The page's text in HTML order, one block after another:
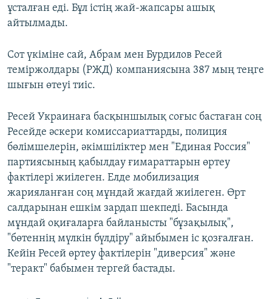
ұсталған еді. Бұл істің жай-жапсары ашық
айтылмады.
Сот үкіміне сай, Абрам мен Бурдилов Ресей
теміржолдары (РЖД) компаниясына 387 мың теңге
шығын өтеуі тиіс.
Ресей Украинаға басқыншылық соғыс бастаған соң
Ресейде әскери комиссариаттарды, полиция
бөлімшелерін, әкімшіліктер мен "Единая Россия"
партиясының қабылдау ғимараттарын өртеу
фактілері жиілеген. Елде мобилизация
жарияланған соң мұндай жағдай жиілеген. Өрт
салдарынан ешкім зардап шекпеді. Басында
мұндай оқиғаларға байланысты "бұзақылық",
"бөтеннің мүлкін бүлдіру" айыбымен іс қозғалған.
Кейін Ресей өртеу фактілерін "диверсия" және
"теракт" бабымен тергей бастады.